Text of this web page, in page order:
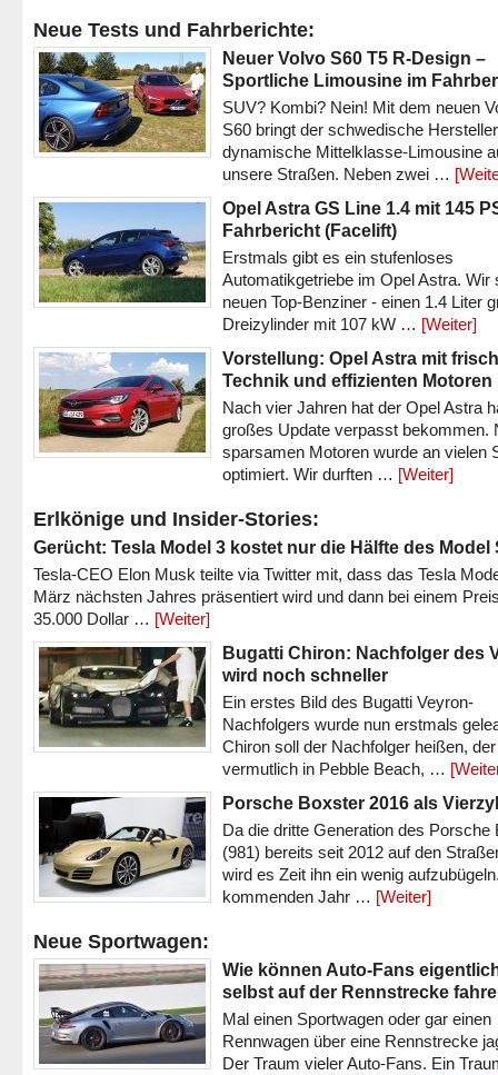
Neue Tests und Fahrberichte:
Neuer Volvo S60 T5 R-Design –
Sportliche Limousine im
SUV? Kombi? Nein! Mit dem neuen
S60 bringt der schwedische
dynamische Mittelklasse-Limousine
unsere Straßen. Neben zwei …
Opel Astra GS Line 1.4 mit 145
Fahrbericht (Facelift)
Erstmals gibt es ein stufenloses
Automatikgetriebe im Opel Astra. Wir
neuen Top-Benziner - einen 1.4 Liter
Dreizylinder mit 107 kW … [Weiter]
Vorstellung: Opel Astra mit
Technik und effizienten Motoren
Nach vier Jahren hat der Opel Astra
großes Update verpasst bekommen.
sparsamen Motoren wurde an vielen
optimiert. Wir durften … [Weiter]
Erlkönige und Insider-Stories:
Gerücht: Tesla Model 3 kostet nur die Hälfte des Model
Tesla-CEO Elon Musk teilte via Twitter mit, dass das Tesla
März nächsten Jahres präsentiert wird und dann bei einem
35.000 Dollar … [Weiter]
Bugatti Chiron: Nachfolger des
wird noch schneller
Ein erstes Bild des Bugatti Veyron-
Nachfolgers wurde nun erstmals
Chiron soll der Nachfolger heißen, der
vermutlich in Pebble Beach, …
Porsche Boxster 2016 als
Da die dritte Generation des Porsche
(981) bereits seit 2012 auf den
wird es Zeit ihn ein wenig
kommenden Jahr … [Weiter]
Neue Sportwagen:
Wie können Auto-Fans
selbst auf der Rennstrecke
Mal einen Sportwagen oder gar einen
Rennwagen über eine Rennstrecke
Der Traum vieler Auto-Fans. Ein